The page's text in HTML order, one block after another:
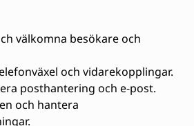
välkomna besökare och
och vidarekopplingar.
posthantering och e-post.
och hantera